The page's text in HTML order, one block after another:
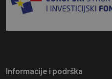
Informacije i podrška